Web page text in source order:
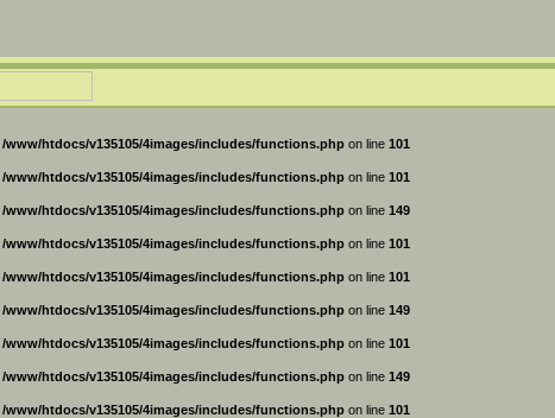
/www/htdocs/v135105/4images/includes/functions.php on line 101
/www/htdocs/v135105/4images/includes/functions.php on line 101
/www/htdocs/v135105/4images/includes/functions.php on line 149
/www/htdocs/v135105/4images/includes/functions.php on line 101
/www/htdocs/v135105/4images/includes/functions.php on line 101
/www/htdocs/v135105/4images/includes/functions.php on line 149
/www/htdocs/v135105/4images/includes/functions.php on line 101
/www/htdocs/v135105/4images/includes/functions.php on line 149
/www/htdocs/v135105/4images/includes/functions.php on line 101